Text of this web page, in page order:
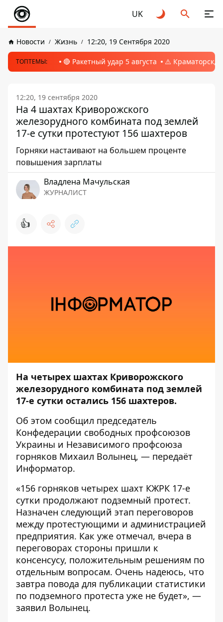
UK
Новости Жизнь 12:20, 19 Сентября 2020
ТОПТЕМЫ: 🔴 Ракетный удар 5 августа ⚠️ Краматорск,
12:20, 19 сентября 2020
На 4 шахтах Криворожского
железорудного комбината под землей
17-е сутки протестуют 156 шахтеров
Горняки настаивают на большем проценте
повышения зарплаты
Владлена Мачульская
ЖУРНАЛИСТ
👍
На четырех шахтах Криворожского
железорудного комбината под землей
17-е сутки остались 156 шахтеров.
Об этом сообщил председатель
Конфедерации свободных профсоюзов
Украины и Независимого профсоюза
горняков Михаил Волынец, — передаёт
Информатор.
«156 горняков четырех шахт КЖРК 17-е
сутки продолжают подземный протест.
Назначен следующий этап переговоров
между протестующими и администрацией
предприятия. Как уже отмечал, вчера в
переговорах стороны пришли к
консенсусу, положительным решениям по
отдельным вопросам. Очень надеюсь, что
завтра повода для публикации статистики
по подземного протеста уже не будет», —
заявил Волынец.